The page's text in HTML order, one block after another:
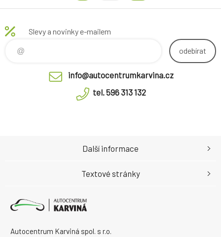
Slevy a novinky e-mailem
odebírat
info@autocentrumkarvina.cz
tel. 596 313 132
Autocentrum Karviná spol. s r.o.
Další informace
Textové stránky